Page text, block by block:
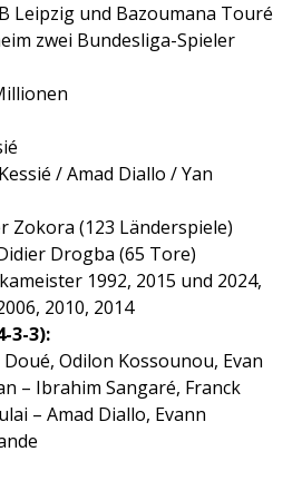
Leipzig und Bazoumana Touré
zwei Bundesliga-Spieler
/ Amad Diallo / Yan
Zokora (123 Länderspiele)
Drogba (65 Tore)
1992, 2015 und 2024,
2010, 2014
3-3):
Odilon Kossounou, Evan
– Ibrahim Sangaré, Franck
– Amad Diallo, Evann